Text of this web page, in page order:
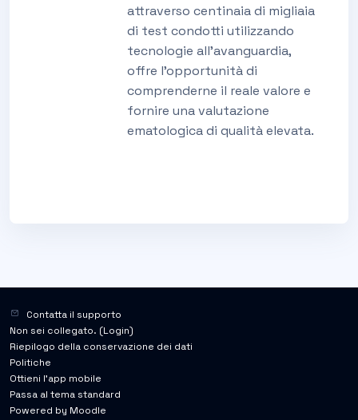
attraverso centinaia di migliaia
di test condotti utilizzando
tecnologie all’avanguardia,
offre l’opportunità di
comprenderne il reale valore e
fornire una valutazione
ematologica di qualità elevata.
Contatta il supporto
Non sei collegato. (Login)
Riepilogo della conservazione dei dati
Politiche
Ottieni l'app mobile
Passa al tema standard
Powered by Moodle